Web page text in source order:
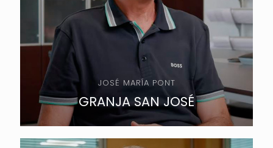
JOSÉ MARÍA PONT
GRANJA SAN JOSÉ